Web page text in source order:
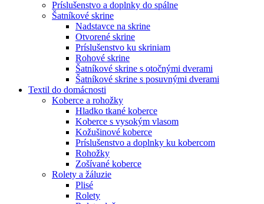
Príslušenstvo a doplnky do spálne
Šatníkové skrine
Nadstavce na skrine
Otvorené skrine
Príslušenstvo ku skriniam
Rohové skrine
Šatníkové skrine s otočnými dverami
Šatníkové skrine s posuvnými dverami
Textil do domácnosti
Koberce a rohožky
Hladko tkané koberce
Koberce s vysokým vlasom
Kožušinové koberce
Príslušenstvo a doplnky ku kobercom
Rohožky
Zošívané koberce
Rolety a žáluzie
Plisé
Rolety